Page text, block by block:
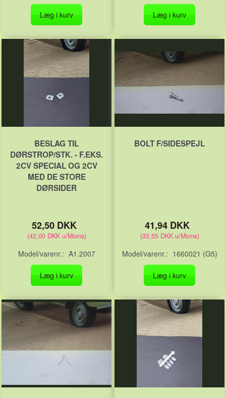
Læg i kurv Læg i kurv
BESLAG TIL
DØRSTROP/STK. - F.EKS.
2CV SPECIAL OG 2CV
MED DE STORE
DØRSIDER
52,50 DKK
(42,00 DKKu/Moms)
Model/varenr.: A1.2007
Læg i kurv
BOLT F/SIDESPEJL
41,94 DKK
(33,55 DKKu/Moms)
Model/varenr.: 1660021 (G5)
Læg i kurv